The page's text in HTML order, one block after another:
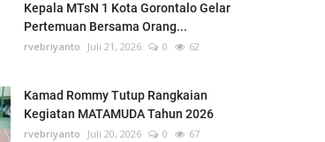
Kepala MTsN 1 Kota Gorontalo Gelar
Pertemuan Bersama Orang...
rvebriyanto Juli 21, 2026 0 62
Kamad Rommy Tutup Rangkaian
Kegiatan MATAMUDA Tahun 2026
rvebriyanto Juli 20, 2026 0 67